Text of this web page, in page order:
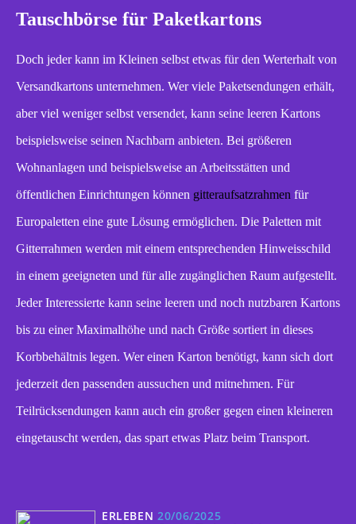
Tauschbörse für Paketkartons
Doch jeder kann im Kleinen selbst etwas für den Werterhalt von
Versandkartons unternehmen. Wer viele Paketsendungen erhält,
aber viel weniger selbst versendet, kann seine leeren Kartons
beispielsweise seinen Nachbarn anbieten. Bei größeren
Wohnanlagen und beispielsweise an Arbeitsstätten und
öffentlichen Einrichtungen können gitteraufsatzrahmen für
Europaletten eine gute Lösung ermöglichen. Die Paletten mit
Gitterrahmen werden mit einem entsprechenden Hinweisschild
in einem geeigneten und für alle zugänglichen Raum aufgestellt.
Jeder Interessierte kann seine leeren und noch nutzbaren Kartons
bis zu einer Maximalhöhe und nach Größe sortiert in dieses
Korbbehältnis legen. Wer einen Karton benötigt, kann sich dort
jederzeit den passenden aussuchen und mitnehmen. Für
Teilrücksendungen kann auch ein großer gegen einen kleineren
eingetauscht werden, das spart etwas Platz beim Transport.
ERLEBEN 20/06/2025